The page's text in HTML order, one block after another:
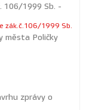
106/1999 Sb. -
zák.č.106/1999 Sb.
města Poličky
zprávy o